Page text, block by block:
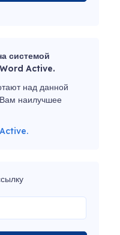
системой
Active.
над данной
Вам наилучшее